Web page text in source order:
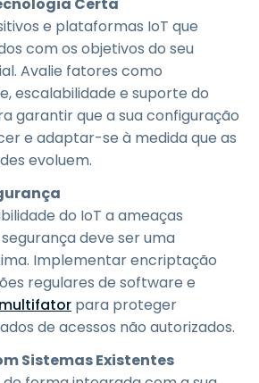
e plataformas IoT que
com os objetivos do seu
Avalie fatores como
escalabilidade e suporte do
garantir que a sua configuração
e adaptar-se à medida que as
evoluem.
do IoT a ameaças
deve ser uma
Implementar encriptação
regulares de software e
para proteger
de acessos não autorizados.
Sistemas Existentes